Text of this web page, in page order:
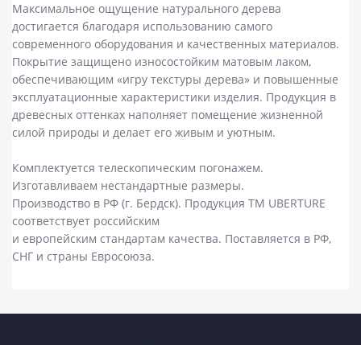
Максимальное ощущение натурального дерева
достигается благодаря использованию самого
современного оборудования и качественных материалов.
Покрытие защищено износостойким матовым лаком,
обеспечивающим «игру текстуры дерева» и повышенные
эксплуатационные характеристики изделия. Продукция в
древесных оттенках наполняет помещение жизненной
силой природы и делает его живым и уютным.
Комплектуется телескопическим погонажем.
Изготавливаем нестандартные размеры.
Производство в РФ (г. Бердск). Продукция ТМ UBERTURE
соответствует российским
и европейским стандартам качества. Поставляется в РФ,
СНГ и страны Евросоюза.